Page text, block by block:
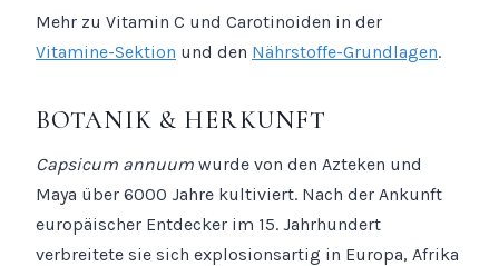
Mehr zu Vitamin C und Carotinoiden in der
Vitamine-Sektion und den Nährstoffe-Grundlagen.
BOTANIK & HERKUNFT
Capsicum annuum wurde von den Azteken und
Maya über 6000 Jahre kultiviert. Nach der Ankunft
europäischer Entdecker im 15. Jahrhundert
verbreitete sie sich explosionsartig in Europa, Afrika